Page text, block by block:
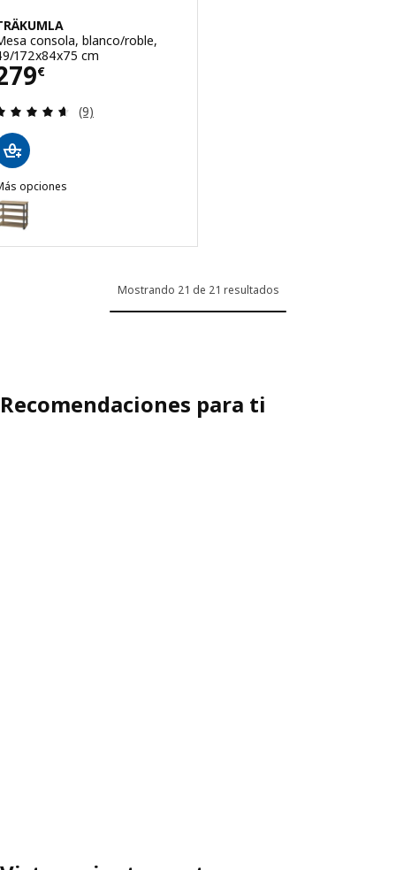
consola, blanco/roble,
172x84x75 cm
€ 279€
Revisa: 4.6 de 5 estrellas. Total opiniones:
(9)
opciones
TRÄKUMLA, Mesa consola, antracita/roble, 49/172x84x75
Mostrando 21 de 21 resultados
Recomendaciones para ti